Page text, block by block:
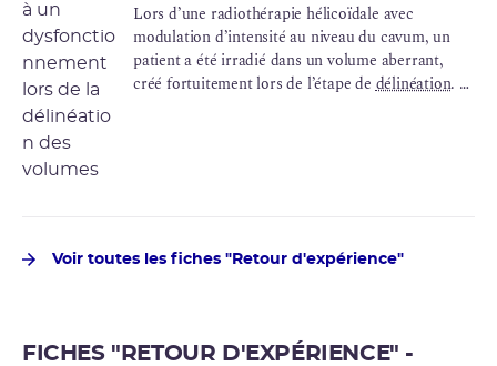
Lors d’une radiothérapie hélicoïdale avec
modulation d’intensité au niveau du cavum, un
patient a été irradié dans un volume aberrant,
créé fortuitement lors de l’étape de délinéation.
Voir toutes les fiches "Retour d'expérience"
FICHES "RETOUR D'EXPÉRIENCE" -